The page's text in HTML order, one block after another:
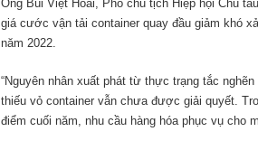
Ông Bùi Việt Hoài, Phó chủ tịch Hiệp hội Chủ
giá cước vận tải container quay đầu giảm khó
năm 2022.
“Nguyên nhân xuất phát từ thực trạng tắc
thiếu vỏ container vẫn chưa được giải quyết.
điểm cuối năm, nhu cầu hàng hóa phục vụ cho